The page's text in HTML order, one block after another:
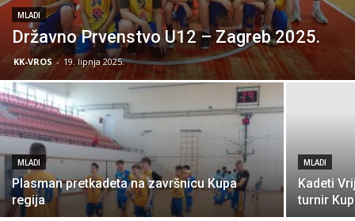
MLADI
Državno Prvenstvo U12 – Zagreb 2025.
KK-VROS - 19. lipnja 2025.
MLADI
Plasman pretkadeta na završnicu Kupa
regija
MLADI
Kadeti
turnir